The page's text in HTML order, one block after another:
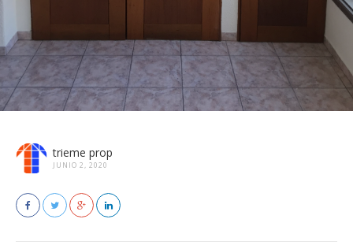
trieme prop
JUNIO 2, 2020